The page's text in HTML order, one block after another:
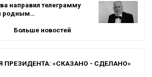
направил телеграмму
родным…
Больше новостей
ПРЕЗИДЕНТА: «СКАЗАНО - СДЕЛАНО»